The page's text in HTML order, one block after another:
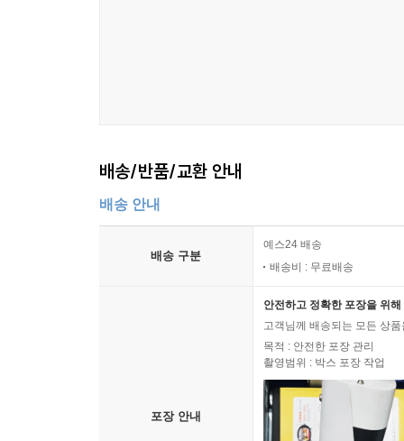
배송/반품/교환 안내
배송 안내
배송 구분
예스24 배송
배송비 : 무료배송
포장 안내
안전하고 정확한 포장을 위
고객님께 배송되는 모든 상
목적 : 안전한 포장 관리
촬영범위 : 박스 포장 작업